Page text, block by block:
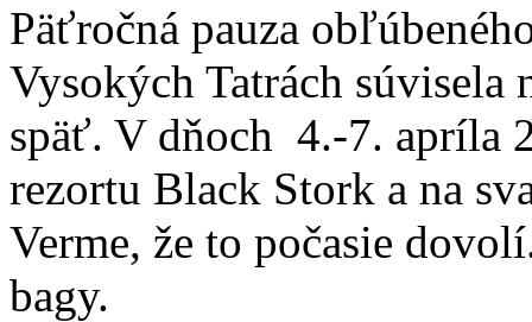
Päťročná pauza
Vysokých Tatrách súvisela
späť. V dňoch 4.-7. apríla
rezortu Black Stork a na
Verme, že to počasie
bagy.